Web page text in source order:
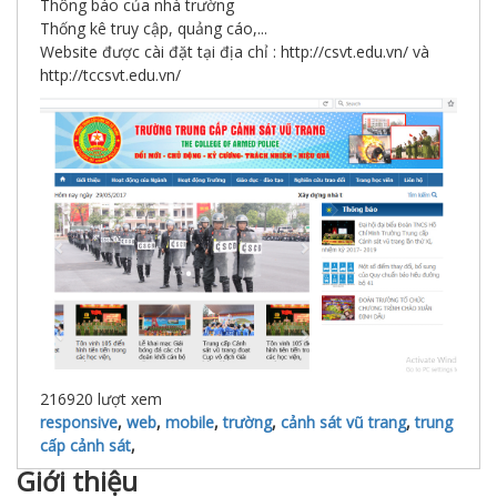
Thông báo của nhà trường
Thống kê truy cập, quảng cáo,...
Website được cài đặt tại địa chỉ : http://csvt.edu.vn/ và
http://tccsvt.edu.vn/
216920 lượt xem
responsive, web, mobile,trường, cảnh sát vũ trang,trung
cấp cảnh sát,
Giới thiệu